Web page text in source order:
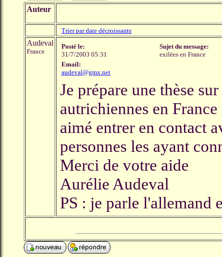
Auteur
Trier par date décroissante
Audeval
France
Posté le:
31/7/2003 05:31
Sujet du message:
exilées en France
Email:
audeval@gmx.net
Je prépare une thèse
autrichiennes en
aimé entrer en contact
personnes les ayant
Merci de votre aide
Aurélie Audeval
PS : je parle l'allemand